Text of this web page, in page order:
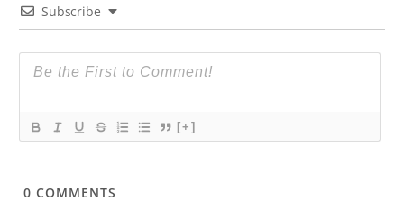
Subscribe
[+]
0 COMMENTS